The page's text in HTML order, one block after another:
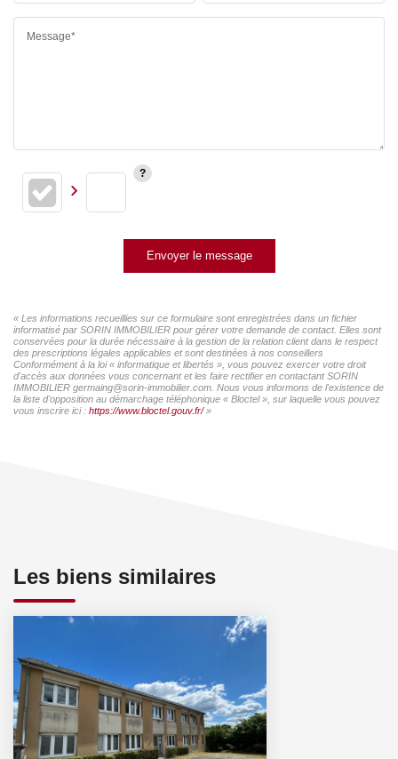
Message*
Envoyer le message
« Les informations recueillies sur ce formulaire sont enregistrées dans un fichier
informatisé par SORIN IMMOBILIER pour gérer votre demande de contact. Elles sont
conservées pour la durée nécessaire à la gestion de la relation client dans le respect
des prescriptions légales applicables et sont destinées à nos conseillers
Conformément à la loi « informatique et libertés », vous pouvez exercer votre droit
d'accès aux données vous concernant et les faire rectifier en contactant SORIN
IMMOBILIER germaing@sorin-immobilier.com. Nous vous informons de l'existence de
la liste d'opposition au démarchage téléphonique « Bloctel », sur laquelle vous pouvez
vous inscrire ici : https://www.bloctel.gouv.fr/»
Les biens similaires